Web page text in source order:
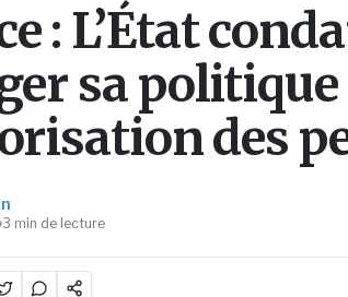
: L’État
sa politique
des
3 min de lecture